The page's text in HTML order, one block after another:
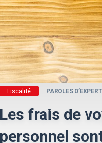
Fiscalité PAROLES D’EXPERT
Les frais de
personnel